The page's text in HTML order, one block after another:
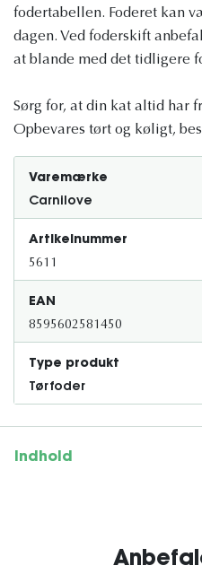
fodertabellen. Foderet kan
dagen. Ved foderskift
at blande med det tidligere
Sørg for, at din kat altid har
Opbevares tørt og køligt,
Varemærke
Carnilove
Artikelnummer
5611
EAN
8595602581450
Type produkt
Tørfoder
Indhold